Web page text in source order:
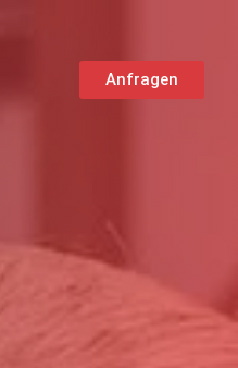
Anfragen